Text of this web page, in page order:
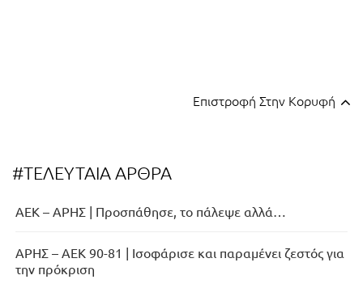
Επιστροφή Στην Κορυφή
#ΤΕΛΕΥΤΑΙΑ ΑΡΘΡΑ
ΑΕΚ – ΑΡΗΣ | Προσπάθησε, το πάλεψε αλλά…
ΑΡΗΣ – ΑΕΚ 90-81 | Ισοφάρισε και παραμένει ζεστός για
την πρόκριση